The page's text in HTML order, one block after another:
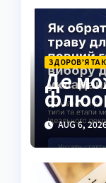
ЗДОРОВ’Я ТА
Де
AUG 6,